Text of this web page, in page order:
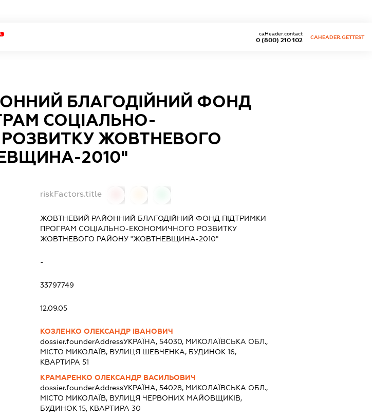
0 (800) 210 102
caHeader.contact
CAHEADER.GETTEST
БЛАГОДІЙНИЙ ФОНД
СОЦІАЛЬНО-
ЖОВТНЕВОГО
2010"
riskFactors.title
ЖОВТНЕВИЙ РАЙОННИЙ БЛАГОДІЙНИЙ ФОНД ПІДТРИМКИ
ПРОГРАМ СОЦІАЛЬНО-ЕКОНОМИЧНОГО РОЗВИТКУ
ЖОВТНЕВОГО РАЙОНУ "ЖОВТНЕВЩИНА-2010"
-
33797749
12.09.05
КОЗЛЕНКО ОЛЕКСАНДР ІВАНОВИЧ
dossier.founderAddressУКРАЇНА, 54030, МИКОЛАЇВСЬКА ОБЛ.,
МІСТО МИКОЛАЇВ, ВУЛИЦЯ ШЕВЧЕНКА, БУДИНОК 16,
КВАРТИРА 51
КРАМАРЕНКО ОЛЕКСАНДР ВАСИЛЬОВИЧ
dossier.founderAddressУКРАЇНА, 54028, МИКОЛАЇВСЬКА ОБЛ.,
МІСТО МИКОЛАЇВ, ВУЛИЦЯ ЧЕРВОНИХ МАЙОВЩИКІВ,
БУДИНОК 15, КВАРТИРА 30